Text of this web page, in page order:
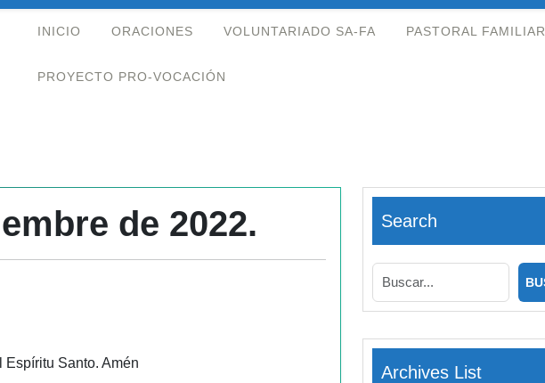
INICIO ORACIONES VOLUNTARIADO SA-FA PASTORAL FAMILIAR
PROYECTO PRO-VOCACIÓN
de 2022.
Espíritu Santo. Amén
Search
Archives List